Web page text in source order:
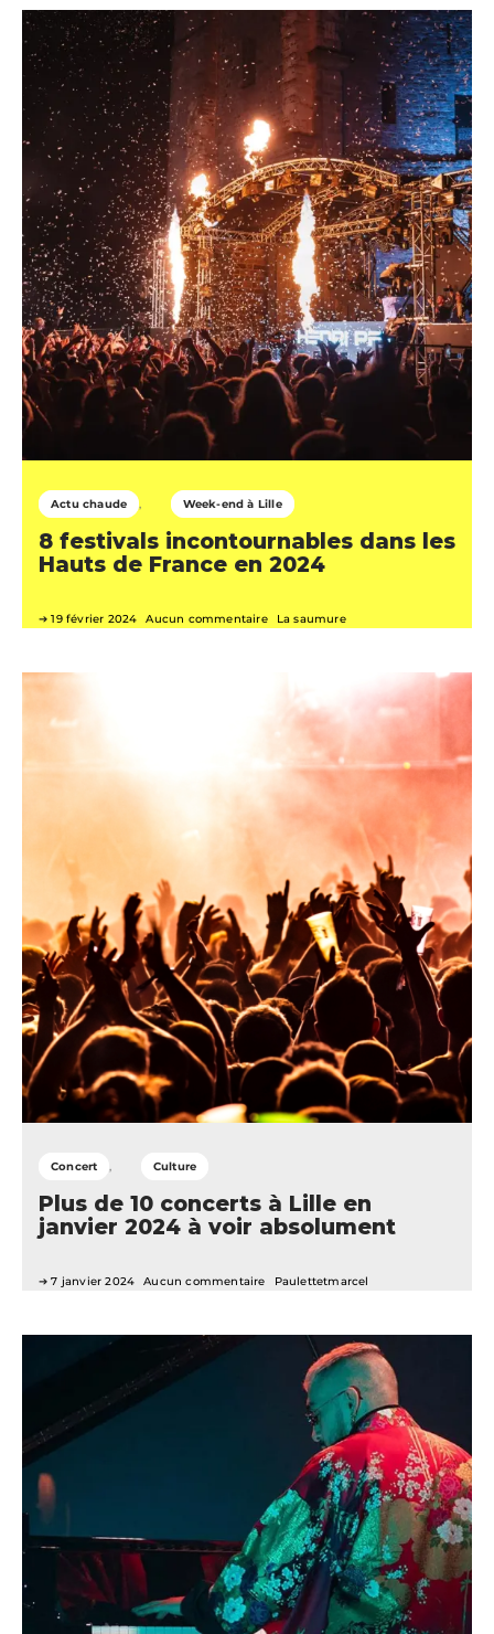
Actu chaude Week-end à Lille
8 festivals incontournables dans les
Hauts de France en 2024
19 février 2024 Aucun commentaire La saumure
Concert Culture
Plus de 10 concerts à Lille en
janvier 2024 à voir absolument
7 janvier 2024 Aucun commentaire Paulettetmarcel